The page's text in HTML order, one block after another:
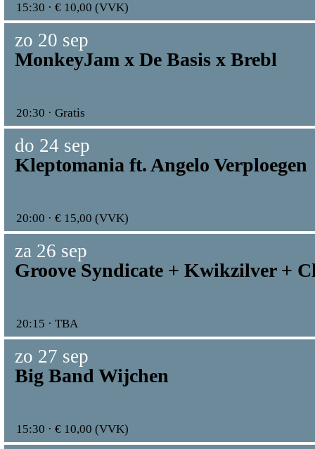
15:30 · € 10,00 (VVK)
zo 20 sep
MonkeyJam x De Basis x Brebl
20:30 · Gratis
do 24 sep
Kleptomania ft. Angelo Verploegen
20:00 · € 15,00 (VVK)
za 26 sep
Groove Syndicate + Kwikzilver +
20:15 · TBA
zo 27 sep
Big Band Wijchen
15:30 · € 10,00 (VVK)